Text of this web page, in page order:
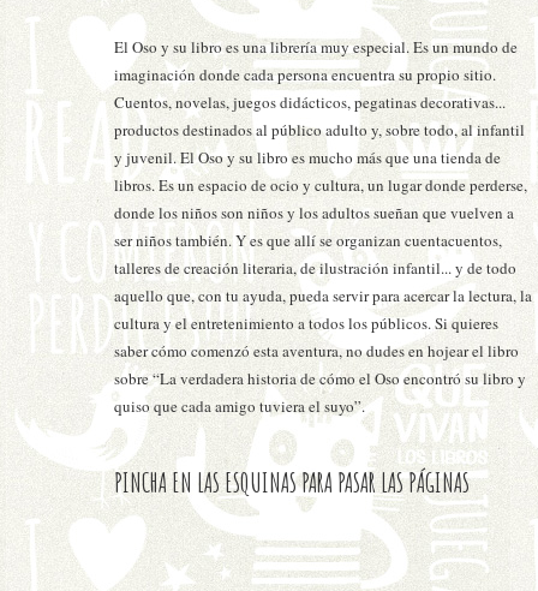
El Oso y su libro es una librería muy especial. Es un mundo de
imaginación donde cada persona encuentra su propio sitio.
Cuentos, novelas, juegos didácticos, pegatinas decorativas...
productos destinados al público adulto y, sobre todo, al infantil
y juvenil. El Oso y su libro es mucho más que una tienda de
libros. Es un espacio de ocio y cultura, un lugar donde perderse,
donde los niños son niños y los adultos sueñan que vuelven a
ser niños también. Y es que allí se organizan cuentacuentos,
talleres de creación literaria, de ilustración infantil... y de todo
aquello que, con tu ayuda, pueda servir para acercar la lectura, la
cultura y el entretenimiento a todos los públicos. Si quieres
saber cómo comenzó esta aventura, no dudes en hojear el libro
sobre “La verdadera historia de cómo el Oso encontró su libro y
quiso que cada amigo tuviera el suyo”.
PINCHA EN LAS ESQUINAS PARA PASAR LAS PÁGINAS